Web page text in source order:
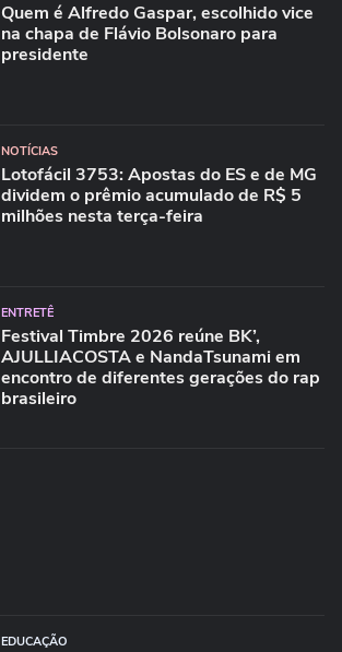
Quem é Alfredo Gaspar, escolhido vice
na chapa de Flávio Bolsonaro para
presidente
NOTÍCIAS
Lotofácil 3753: Apostas do ES e de MG
dividem o prêmio acumulado de R$ 5
milhões nesta terça-feira
ENTRETÊ
Festival Timbre 2026 reúne BK’,
AJULLIACOSTA e NandaTsunami em
encontro de diferentes gerações do rap
brasileiro
EDUCAÇÃO